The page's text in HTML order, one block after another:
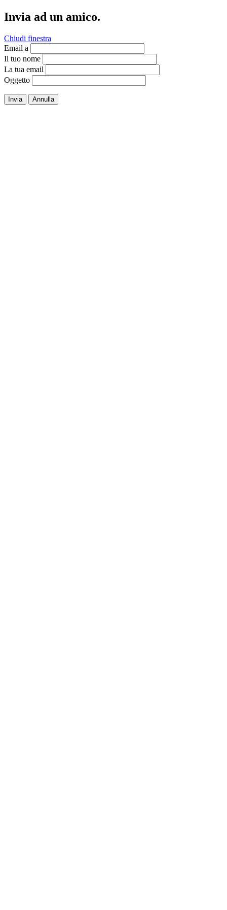
Invia ad un amico.
Chiudi finestra
Email a
Il tuo nome
La tua email
Oggetto
Invia Annulla